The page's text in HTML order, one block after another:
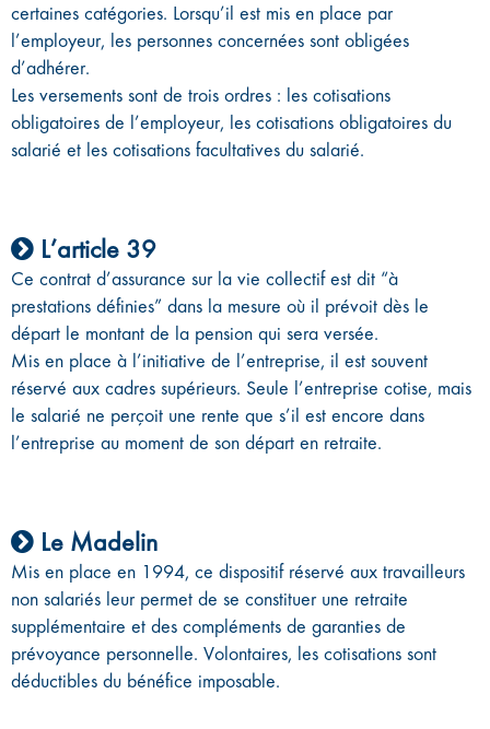
certaines catégories. Lorsqu’il est mis en place par
l’employeur, les personnes concernées sont obligées
d’adhérer.
Les versements sont de trois ordres : les cotisations
obligatoires de l’employeur, les cotisations obligatoires du
salarié et les cotisations facultatives du salarié.
L’article 39
Ce contrat d’assurance sur la vie collectif est dit “à
prestations définies” dans la mesure où il prévoit dès le
départ le montant de la pension qui sera versée.
Mis en place à l’initiative de l’entreprise, il est souvent
réservé aux cadres supérieurs. Seule l’entreprise cotise, mais
le salarié ne perçoit une rente que s’il est encore dans
l’entreprise au moment de son départ en retraite.
Le Madelin
Mis en place en 1994, ce dispositif réservé aux travailleurs
non salariés leur permet de se constituer une retraite
supplémentaire et des compléments de garanties de
prévoyance personnelle. Volontaires, les cotisations sont
déductibles du bénéfice imposable.